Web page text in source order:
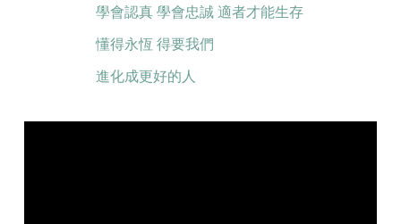
學會認真 學會忠誠 適者才能生存
懂得永恆 得要我們
進化成更好的人